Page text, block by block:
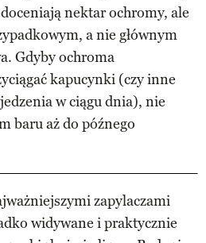
nektar ochromy, ale
a nie głównym
Gdyby ochroma
kapucynki (czy inne
w ciągu dnia), nie
baru aż do późnego
zapylaczami
widywane i praktycznie